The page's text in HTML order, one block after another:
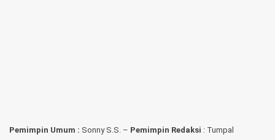
Pemimpin Umum : Sonny S.S. – Pemimpin Redaksi : Tumpal